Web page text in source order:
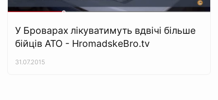
У Броварах лікуватимуть вдвічі більше
бійців АТО - HromadskeBro.tv
31.07.2015